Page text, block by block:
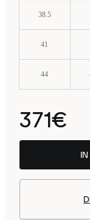
38.5
41
44
371€